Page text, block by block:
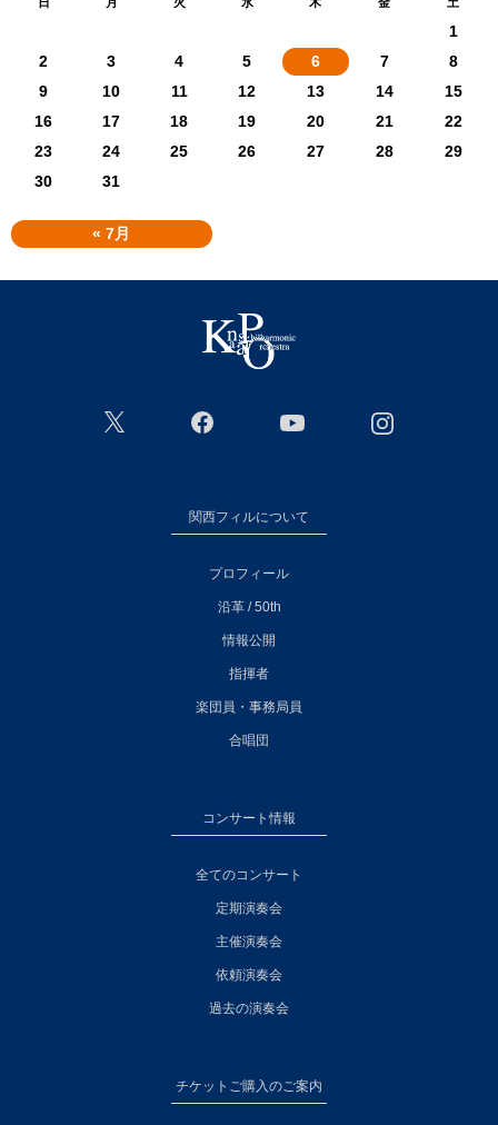
« 7月
1
2
3 4 5 6 7
8
9
10 11 12 13 14
15
16
17 18 19 20 21
22
23
24 25 26 27 28
29
30
31
関西フィルについて
プロフィール
沿革 / 50th
情報公開
指揮者
楽団員・事務局員
合唱団
コンサート情報
全てのコンサート
定期演奏会
主催演奏会
依頼演奏会
過去の演奏会
チケットご購入のご案内